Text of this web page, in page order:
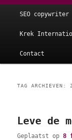
Hoofdmenu
SEO copywriter
Krek
Contact
TAG ARCHIEVEN:
Leve de
Geplaatst op8